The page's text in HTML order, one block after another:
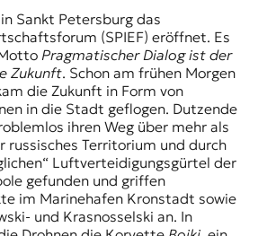
(SPIEF) eröffnet. Es
Pragmatischer Dialog ist der
Zukunft. Schon am frühen Morgen
die Zukunft in Form von
in die Stadt geflogen. Dutzende
ihren Weg über mehr als
russisches Territorium und durch
Luftverteidigungsgürtel der
gefunden und griffen
im Marinehafen Kronstadt sowie
und Krasnosselski an. In